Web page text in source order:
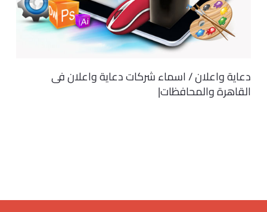
دعاية واعلان / اسماء شركات دعاية واعلان فى
القاهرة والمحافظات|